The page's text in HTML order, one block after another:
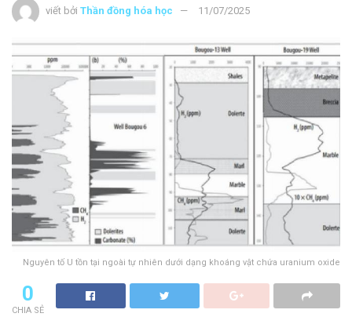
viết bởi Thần đồng hóa học 11/07/2025
Nguyên tố U tồn tại ngoài tự nhiên dưới dạng khoáng vật chứa uranium oxide
0
CHIA SẺ